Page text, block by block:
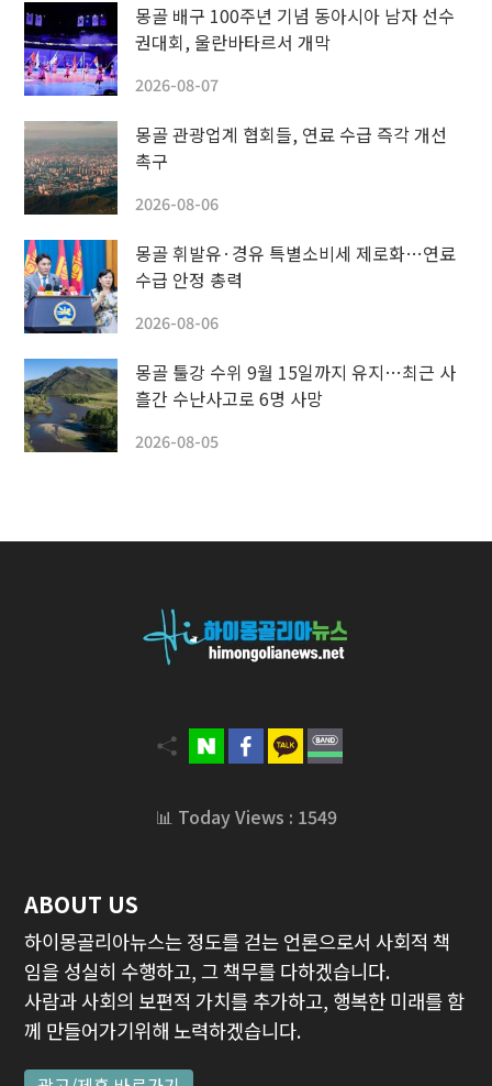
몽골 배구 100주년 기념 동아시아 남자 선수
권대회, 울란바타르서 개막
2026-08-07
몽골 관광업계 협회들, 연료 수급 즉각 개선
촉구
2026-08-06
몽골 휘발유·경유 특별소비세 제로화…연료
수급 안정 총력
2026-08-06
몽골 툴강 수위 9월 15일까지 유지…최근 사
흘간 수난사고로 6명 사망
2026-08-05
📊 Today Views : 1549
ABOUT US
하이몽골리아뉴스는 정도를 걷는 언론으로서 사회적 책
임을 성실히 수행하고, 그 책무를 다하겠습니다.
사람과 사회의 보편적 가치를 추가하고, 행복한 미래를 함
께 만들어가기위해 노력하겠습니다.